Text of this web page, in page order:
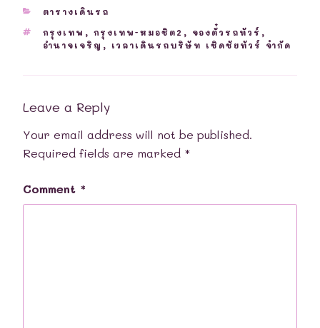
CATEGORIES
ตารางเดินรถ
TAGS
กรุงเทพ , กรุงเทพ-หมอชิต2 , จองตั๋วรถทัวร์ ,
อำนาจเจริญ , เวลาเดินรถบริษัท เชิดชัยทัวร์ จำกัด
Leave a Reply
Your email address will not be published.
Required fields are marked *
Comment *